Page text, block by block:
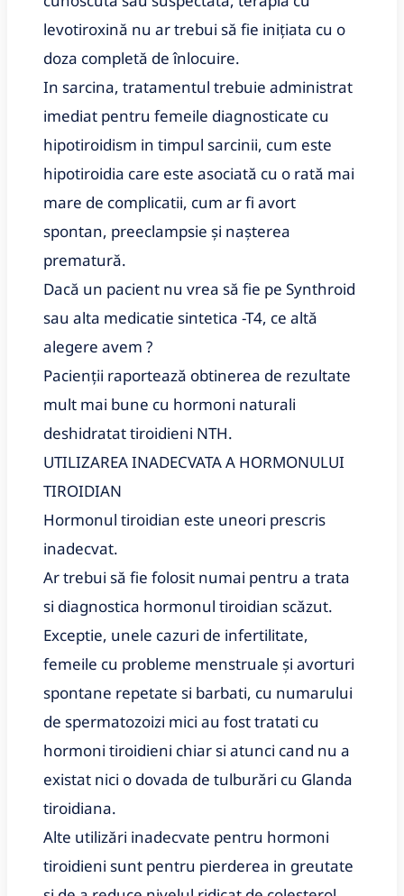
levotiroxină nu ar trebui să fie inițiata cu o
doza completă de înlocuire.
In sarcina, tratamentul trebuie administrat
imediat pentru femeile diagnosticate cu
hipotiroidism in timpul sarcinii, cum este
hipotiroidia care este asociată cu o rată mai
mare de complicatii, cum ar fi avort
spontan, preeclampsie și nașterea
prematură.
Dacă un pacient nu vrea să fie pe Synthroid
sau alta medicatie sintetica -T4, ce altă
alegere avem ?
Pacienții raportează obtinerea de rezultate
mult mai bune cu hormoni naturali
deshidratat tiroidieni NTH.
UTILIZAREA INADECVATA A HORMONULUI
TIROIDIAN
Hormonul tiroidian este uneori prescris
inadecvat.
Ar trebui să fie folosit numai pentru a trata
si diagnostica hormonul tiroidian scăzut.
Exceptie, unele cazuri de infertilitate,
femeile cu probleme menstruale și avorturi
spontane repetate si barbati, cu numarului
de spermatozoizi mici au fost tratati cu
hormoni tiroidieni chiar si atunci cand nu a
existat nici o dovada de tulburări cu Glanda
tiroidiana.
Alte utilizări inadecvate pentru hormoni
tiroidieni sunt pentru pierderea in greutate